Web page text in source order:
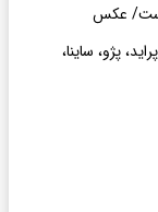
پژو، ساینا،